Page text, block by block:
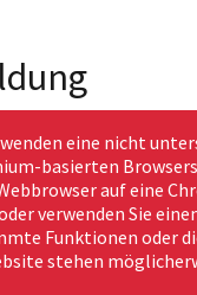
eine nicht
basierten
auf eine
verwenden Sie
Funktionen oder
stehen